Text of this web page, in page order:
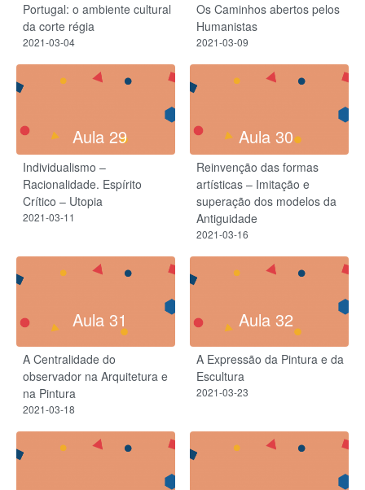
Portugal: o ambiente cultural
da corte régia
2021-03-04
Os Caminhos abertos pelos
Humanistas
2021-03-09
Aula 29
Individualismo –
Racionalidade. Espírito
Crítico – Utopia
2021-03-11
Aula 30
Reinvenção das formas
artísticas – Imitação e
superação dos modelos da
Antiguidade
2021-03-16
Aula 31
A Centralidade do
observador na Arquitetura e
na Pintura
2021-03-18
Aula 32
A Expressão da Pintura e da
Escultura
2021-03-23